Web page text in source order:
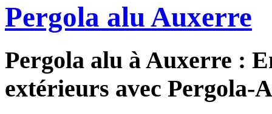
Pergola alu Auxerre
Pergola alu à Auxerre :
extérieurs avec Pergola-